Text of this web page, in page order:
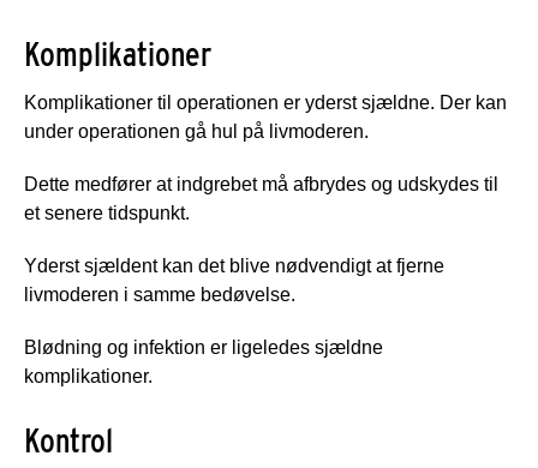
Komplikationer
Komplikationer til operationen er yderst sjældne. Der kan
under operationen gå hul på livmoderen.
Dette medfører at indgrebet må afbrydes og udskydes til
et senere tidspunkt.
Yderst sjældent kan det blive nødvendigt at fjerne
livmoderen i samme bedøvelse.
Blødning og infektion er ligeledes sjældne
komplikationer.
Kontrol